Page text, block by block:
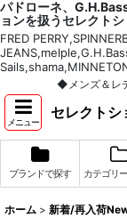
パドローネ、
ョンを扱うセレクト
FRED
◆メンズ＆レ
メニュー
セレクト
ブランドで探す カテゴリ
ホーム > 新着/再入荷